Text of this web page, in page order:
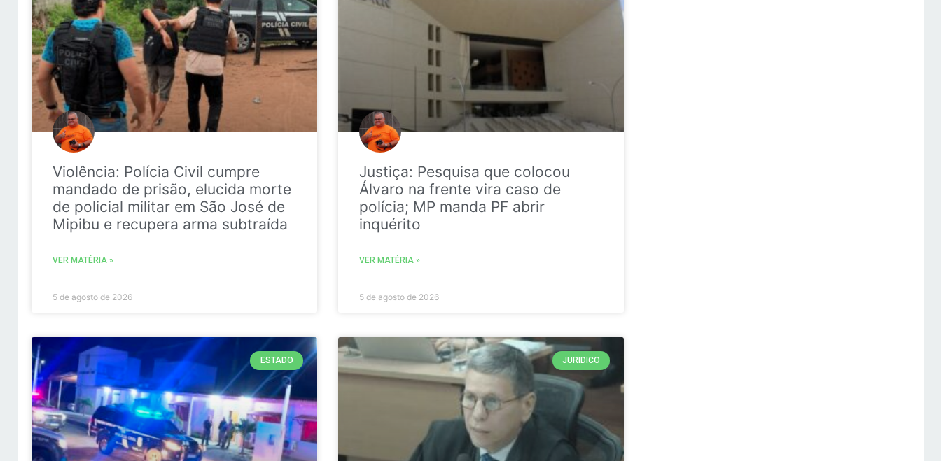
Violência: Polícia Civil cumpre
mandado de prisão, elucida morte
de policial militar em São José de
Mipibu e recupera arma subtraída
VER MATÉRIA »
5 de agosto de 2026
Justiça: Pesquisa que colocou
Álvaro na frente vira caso de
polícia; MP manda PF abrir
inquérito
VER MATÉRIA »
5 de agosto de 2026
ESTADO JURIDICO